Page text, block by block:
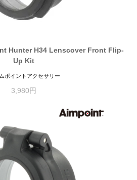
Hunter H34 Lenscover Front Flip-
Up Kit
ポイントアクセサリー
3,980円